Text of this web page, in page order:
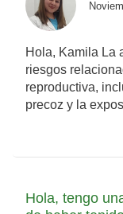
Hola, Kamila La
riesgos
reproductiva,
precoz y la
Hola, tengo